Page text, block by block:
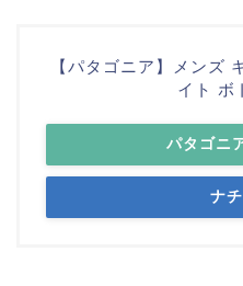
【パタゴニア】メンズ
イト ボ
パタゴニ
ナ